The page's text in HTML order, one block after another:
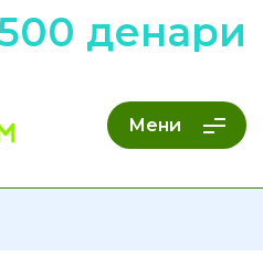
денари
Мени